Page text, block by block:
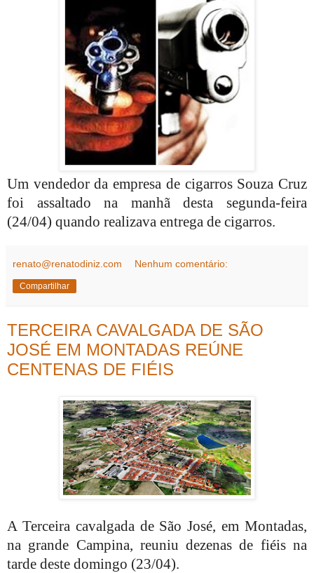
Um vendedor da empresa de cigarros Souza Cruz
foi assaltado na manhã desta segunda-feira
(24/04) quando realizava entrega de cigarros.
renato@renatodiniz.com Nenhum comentário:
Compartilhar
TERCEIRA CAVALGADA DE SÃO
JOSÉ EM MONTADAS REÚNE
CENTENAS DE FIÉIS
A Terceira cavalgada de São José, em Montadas,
na grande Campina, reuniu dezenas de fiéis na
tarde deste domingo (23/04).